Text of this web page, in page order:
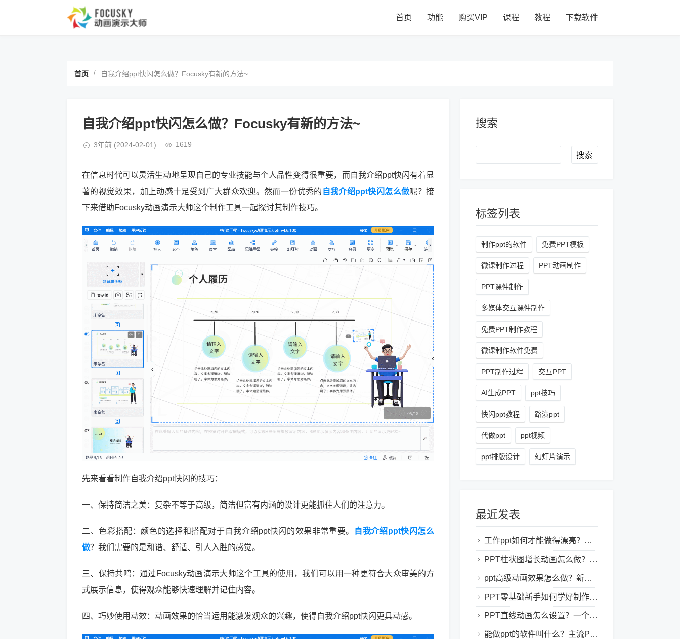
首页 功能 购买VIP 课程 教程 下载软件
首页 / 自我介绍ppt快闪怎么做？Focusky有新的方法~
自我介绍ppt快闪怎么做？Focusky有新的方法~
3年前 (2024-02-01) 1619
在信息时代可以灵活生动地呈现自己的专业技能与个人品性变得很重要，而自我介绍ppt快闪有着显
著的视觉效果，加上动感十足受到广大群众欢迎。然而一份优秀的 自我介绍ppt快闪怎么做呢？接
下来借助Focusky动画演示大师这个制作工具一起探讨其制作技巧。
先来看看制作自我介绍ppt快闪的技巧：
一、保持简洁之美：复杂不等于高级，简洁但富有内涵的设计更能抓住人们的注意力。
二、色彩搭配：颜色的选择和搭配对于自我介绍ppt快闪的效果非常重要。
自我介绍ppt快闪怎么
做？我们需要的是和谐、舒适、引人入胜的感觉。
三、保持共鸣：通过Focusky动画演示大师这个工具的使用，我们可以用一种更符合大众审美的方
式展示信息，使得观众能够快速理解并记住内容。
四、巧妙使用动效：动画效果的恰当运用能激发观众的兴趣，使得自我介绍ppt快闪更具动感。
搜索
Search
标签列表
制作ppt的软件 免费PPT模板
微课制作过程 PPT动画制作
PPT课件制作
多媒体交互课件制作
免费PPT制作教程
微课制作软件免费
PPT制作过程 交互PPT
AI生成PPT ppt技巧
快闪ppt教程 路演ppt
代做ppt ppt视频
ppt排版设计 幻灯片演示
最近发表
工作ppt如何才能做得漂亮？职场PPT美化与制作技巧
PPT柱状图增长动画怎么做？实用的ppt技巧分享给你！
ppt高级动画效果怎么做？新手也能学会的亮眼PPT动画指南
PPT零基础新手如何学好制作PPT？新手入门全攻略
PPT直线动画怎么设置？一个简单的设置技巧
能做ppt的软件叫什么？主流PPT制作软件盘点与选型指南